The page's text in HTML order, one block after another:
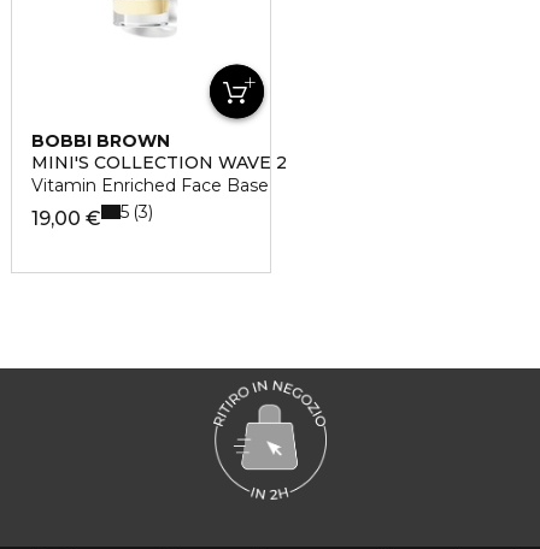
BOBBI BROWN
MINI'S COLLECTION WAVE 2
Vitamin Enriched Face Base
19,00 € 5 3